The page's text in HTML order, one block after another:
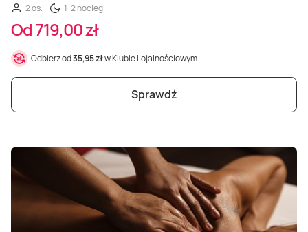
2 os.
1-2 noclegi
Od 719,00 zł
Odbierz od35,95 złw Klubie Lojalnościowym
Sprawdź